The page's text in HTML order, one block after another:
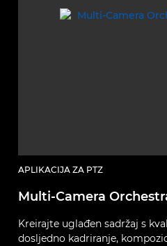
APLIKACIJA ZA PTZ
Multi-Camera
Kreirajte uglađen sadržaj s
dosljedno kadriranje,